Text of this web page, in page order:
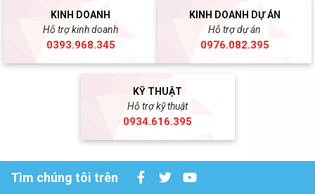
KINH DOANH
Hỗ trợ kinh doanh
0393.968.345
KINH DOANH DỰ ÁN
Hỗ trợ dự án
0976.082.395
KỸ THUẬT
Hỗ trợ kỹ thuật
0934.616.395
Tìm chúng tôi trên